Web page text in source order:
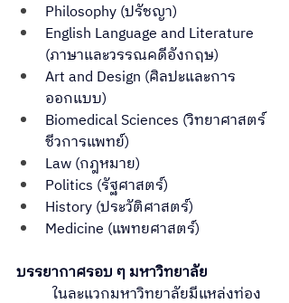
Philosophy (ปรัชญา)
English Language and Literature
(ภาษาและวรรณคดีอังกฤษ)
Art and Design (ศิลปะและการ
ออกแบบ)
Biomedical Sciences (วิทยาศาสตร์
ชีวการแพทย์)
Law (กฎหมาย)
Politics (รัฐศาสตร์)
History (ประวัติศาสตร์)
Medicine (แพทยศาสตร์)
บรรยากาศรอบ ๆ มหาวิทยาลัย